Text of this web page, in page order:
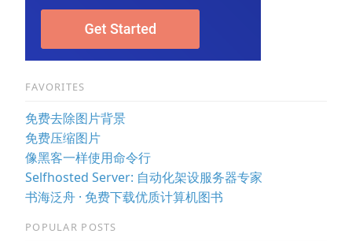
FAVORITES
免费去除图片背景
免费压缩图片
像黑客一样使用命令行
Selfhosted Server: 自动化架设服务器专家
书海泛舟 · 免费下载优质计算机图书
POPULAR POSTS